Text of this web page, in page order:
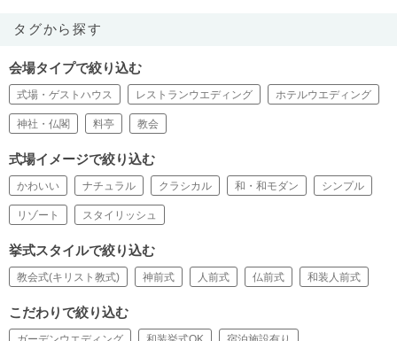
タグから探す
会場タイプで絞り込む
式場・ゲストハウス レストランウエディング ホテルウエディング
神社・仏閣 料亭 教会
式場イメージで絞り込む
かわいい ナチュラル クラシカル 和・和モダン シンプル
リゾート スタイリッシュ
挙式スタイルで絞り込む
教会式(キリスト教式) 神前式 人前式 仏前式 和装人前式
こだわりで絞り込む